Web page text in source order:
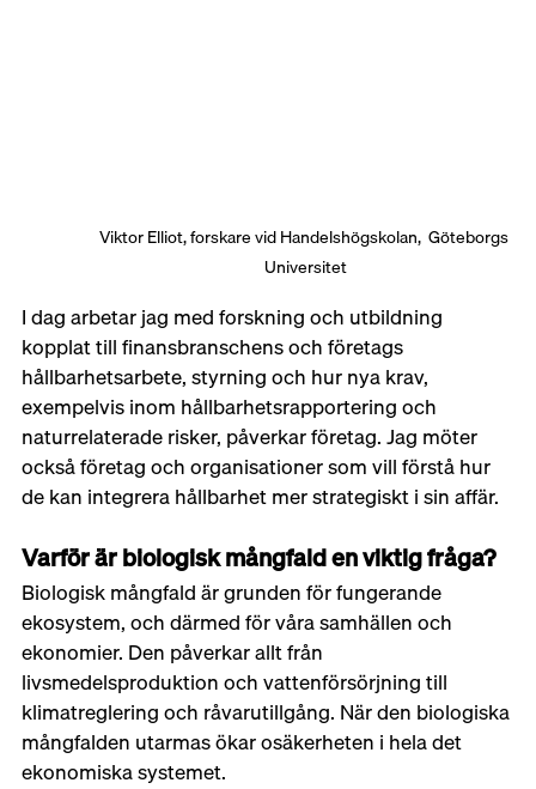
Viktor Elliot, forskare vid Handelshögskolan,  Göteborgs
Universitet
I dag arbetar jag med forskning och utbildning
kopplat till finansbranschens och företags
hållbarhetsarbete, styrning och hur nya krav,
exempelvis inom hållbarhetsrapportering och
naturrelaterade risker, påverkar företag. Jag möter
också företag och organisationer som vill förstå hur
de kan integrera hållbarhet mer strategiskt i sin affär.
Varför är biologisk mångfald en viktig fråga?
Biologisk mångfald är grunden för fungerande
ekosystem, och därmed för våra samhällen och
ekonomier. Den påverkar allt från
livsmedelsproduktion och vattenförsörjning till
klimatreglering och råvarutillgång. När den biologiska
mångfalden utarmas ökar osäkerheten i hela det
ekonomiska systemet.